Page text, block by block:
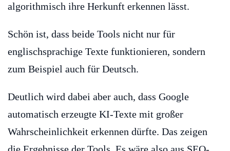
algorithmisch ihre Herkunft erkennen lässt.
Schön ist, dass beide Tools nicht nur für
englischsprachige Texte funktionieren, sondern
zum Beispiel auch für Deutsch.
Deutlich wird dabei aber auch, dass Google
automatisch erzeugte KI-Texte mit großer
Wahrscheinlichkeit erkennen dürfte. Das zeigen